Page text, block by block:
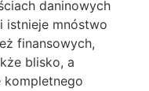
daninowych
istnieje mnóstwo
finansowych,
blisko, a
kompletnego